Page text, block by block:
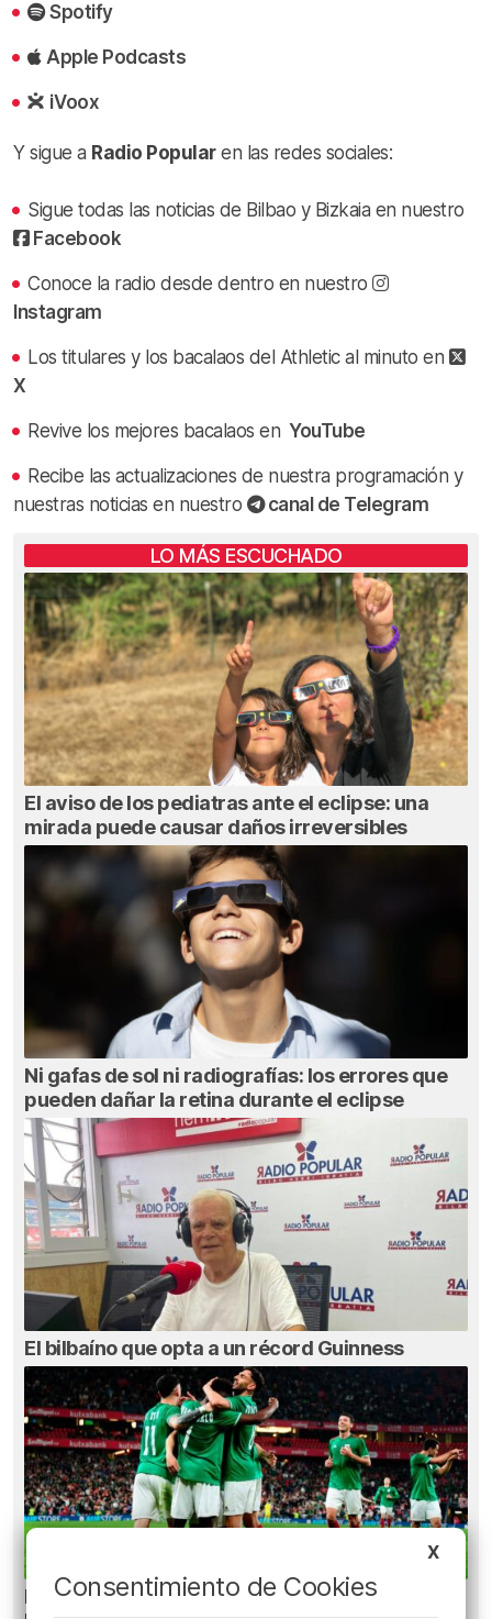
Spotify
Apple Podcasts
iVoox
Y sigue a Radio Popularen las redes sociales:
Sigue todas las noticias de Bilbao y Bizkaia en nuestro
Facebook
Conoce la radio desde dentro en nuestro
Instagram
Los titulares y los bacalaos del Athletic al minuto en
X
Revive los mejores bacalaos en YouTube
Recibe las actualizaciones de nuestra programación y
nuestras noticias en nuestro
canal de Telegram
LO MÁS ESCUCHADO
El aviso de los pediatras ante el eclipse: una
mirada puede causar daños irreversibles
Ni gafas de sol ni radiografías: los errores que
pueden dañar la retina durante el eclipse
El bilbaíno que opta a un récord Guinness
La oficialidad de la Euskal Selekzioa es posible
X
Consentimiento de Cookies